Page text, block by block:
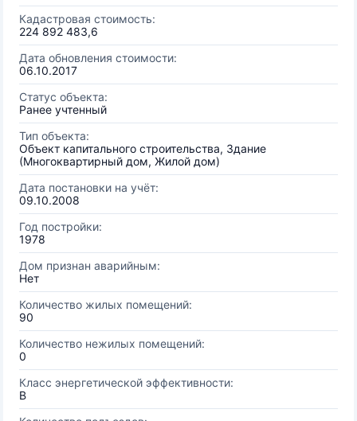
Кадастровая стоимость:
224 892 483,6
Дата обновления стоимости:
06.10.2017
Статус объекта:
Ранее учтенный
Тип объекта:
Объект капитального строительства, Здание
(Многоквартирный дом, Жилой дом)
Дата постановки на учёт:
09.10.2008
Год постройки:
1978
Дом признан аварийным:
Нет
Количество жилых помещений:
90
Количество нежилых помещений:
0
Класс энергетической эффективности:
B